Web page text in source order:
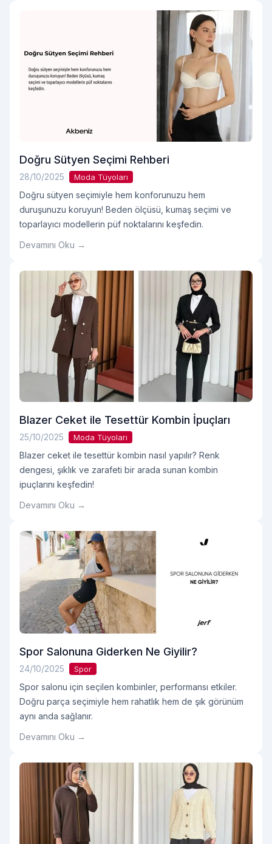
Doğru Sütyen Seçimi Rehberi
28/10/2025 Moda Tüyoları
Doğru sütyen seçimiyle hem konforunuzu hem
duruşunuzu koruyun! Beden ölçüsü, kumaş seçimi ve
toparlayıcı modellerin püf noktalarını keşfedin.
Devamını Oku →
Blazer Ceket ile Tesettür Kombin İpuçları
25/10/2025 Moda Tüyoları
Blazer ceket ile tesettür kombin nasıl yapılır? Renk
dengesi, şıklık ve zarafeti bir arada sunan kombin
ipuçlarını keşfedin!
Devamını Oku →
Spor Salonuna Giderken Ne Giyilir?
24/10/2025 Spor
Spor salonu için seçilen kombinler, performansı etkiler.
Doğru parça seçimiyle hem rahatlık hem de şık görünüm
aynı anda sağlanır.
Devamını Oku →